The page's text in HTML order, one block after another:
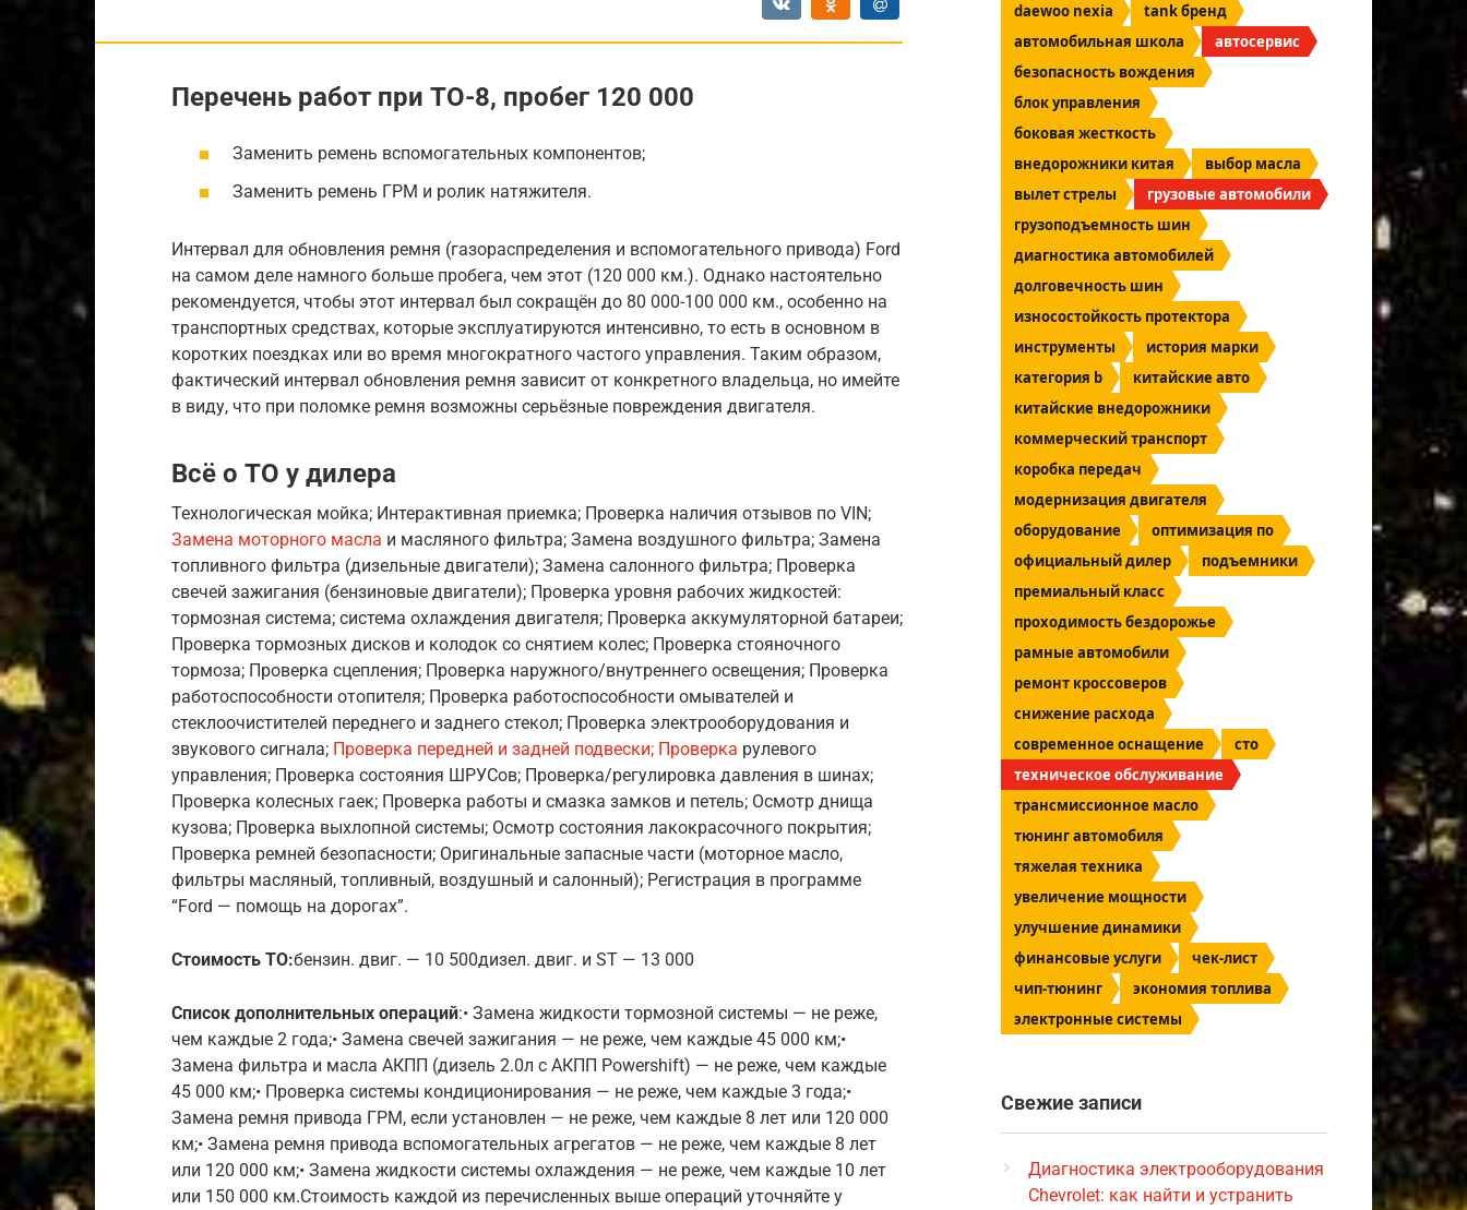
Перечень работ при ТО-8, пробег 120 000
Заменить ремень вспомогательных компонентов;
Заменить ремень ГРМ и ролик натяжителя.
Интервал для обновления ремня (газораспределения и вспомогательного привода) Ford
на самом деле намного больше пробега, чем этот (120 000 км.). Однако настоятельно
рекомендуется, чтобы этот интервал был сокращён до 80 000-100 000 км., особенно на
транспортных средствах, которые эксплуатируются интенсивно, то есть в основном в
коротких поездках или во время многократного частого управления. Таким образом,
фактический интервал обновления ремня зависит от конкретного владельца, но имейте
в виду, что при поломке ремня возможны серьёзные повреждения двигателя.
Всё о ТО у дилера
Технологическая мойка; Интерактивная приемка; Проверка наличия отзывов по VIN;
Замена моторного масла и масляного фильтра; Замена воздушного фильтра; Замена
топливного фильтра (дизельные двигатели); Замена салонного фильтра; Проверка
свечей зажигания (бензиновые двигатели); Проверка уровня рабочих жидкостей:
тормозная система; система охлаждения двигателя; Проверка аккумуляторной батареи;
Проверка тормозных дисков и колодок со снятием колес; Проверка стояночного
тормоза; Проверка сцепления; Проверка наружного/внутреннего освещения; Проверка
работоспособности отопителя; Проверка работоспособности омывателей и
стеклоочистителей переднего и заднего стекол; Проверка электрооборудования и
звукового сигнала; Проверка передней и задней подвески; Проверка рулевого
управления; Проверка состояния ШРУСов; Проверка/регулировка давления в шинах;
Проверка колесных гаек; Проверка работы и смазка замков и петель; Осмотр днища
кузова; Проверка выхлопной системы; Осмотр состояния лакокрасочного покрытия;
Проверка ремней безопасности; Оригинальные запасные части (моторное масло,
фильтры масляный, топливный, воздушный и салонный); Регистрация в программе
“Ford — помощь на дорогах”.
Стоимость ТО:бензин. двиг. — 10 500дизел. двиг. и ST — 13 000
Список дополнительных операций:• Замена жидкости тормозной системы — не реже,
чем каждые 2 года;• Замена свечей зажигания — не реже, чем каждые 45 000 км;•
Замена фильтра и масла АКПП (дизель 2.0л с АКПП Powershift) — не реже, чем каждые
45 000 км;• Проверка системы кондиционирования — не реже, чем каждые 3 года;•
Замена ремня привода ГРМ, если установлен — не реже, чем каждые 8 лет или 120 000
км;• Замена ремня привода вспомогательных агрегатов — не реже, чем каждые 8 лет
или 120 000 км;• Замена жидкости системы охлаждения — не реже, чем каждые 10 лет
или 150 000 км.Стоимость каждой из перечисленных выше операций уточняйте у
daewoo nexia
tank бренд
автомобильная школа
автосервис
безопасность вождения
блок управления
боковая жесткость
внедорожники китая
выбор масла
вылет стрелы
грузовые автомобили
грузоподъемность шин
диагностика автомобилей
долговечность шин
износостойкость протектора
инструменты
история марки
категория b
китайские авто
китайские внедорожники
коммерческий транспорт
коробка передач
модернизация двигателя
оборудование
оптимизация по
официальный дилер
подъемники
премиальный класс
проходимость бездорожье
рамные автомобили
ремонт кроссоверов
снижение расхода
современное оснащение
сто
техническое обслуживание
трансмиссионное масло
тюнинг автомобиля
тяжелая техника
увеличение мощности
улучшение динамики
финансовые услуги
чек-лист
чип-тюнинг
экономия топлива
электронные системы
Свежие записи
Диагностика электрооборудования
Chevrolet: как найти и устранить